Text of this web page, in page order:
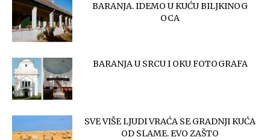
BARANJA. IDEMO U KUĆU BILJKINOG
OCA
BARANJA U SRCU I OKU FOTOGRAFA
SVE VIŠE LJUDI VRAĆA SE GRADNJI KUĆA
OD SLAME. EVO ZAŠTO